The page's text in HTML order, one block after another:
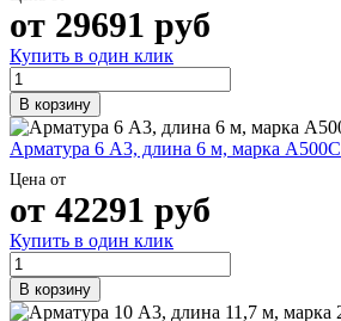
от 29691 руб
Купить в один клик
В корзину
Арматура 6 А3, длина 6 м, марка А500С
Цена от
от 42291 руб
Купить в один клик
В корзину